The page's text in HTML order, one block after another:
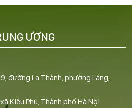
đường La Thành, phường Láng,
Kiều Phú, Thành phố Hà Nội
ƯƠNG